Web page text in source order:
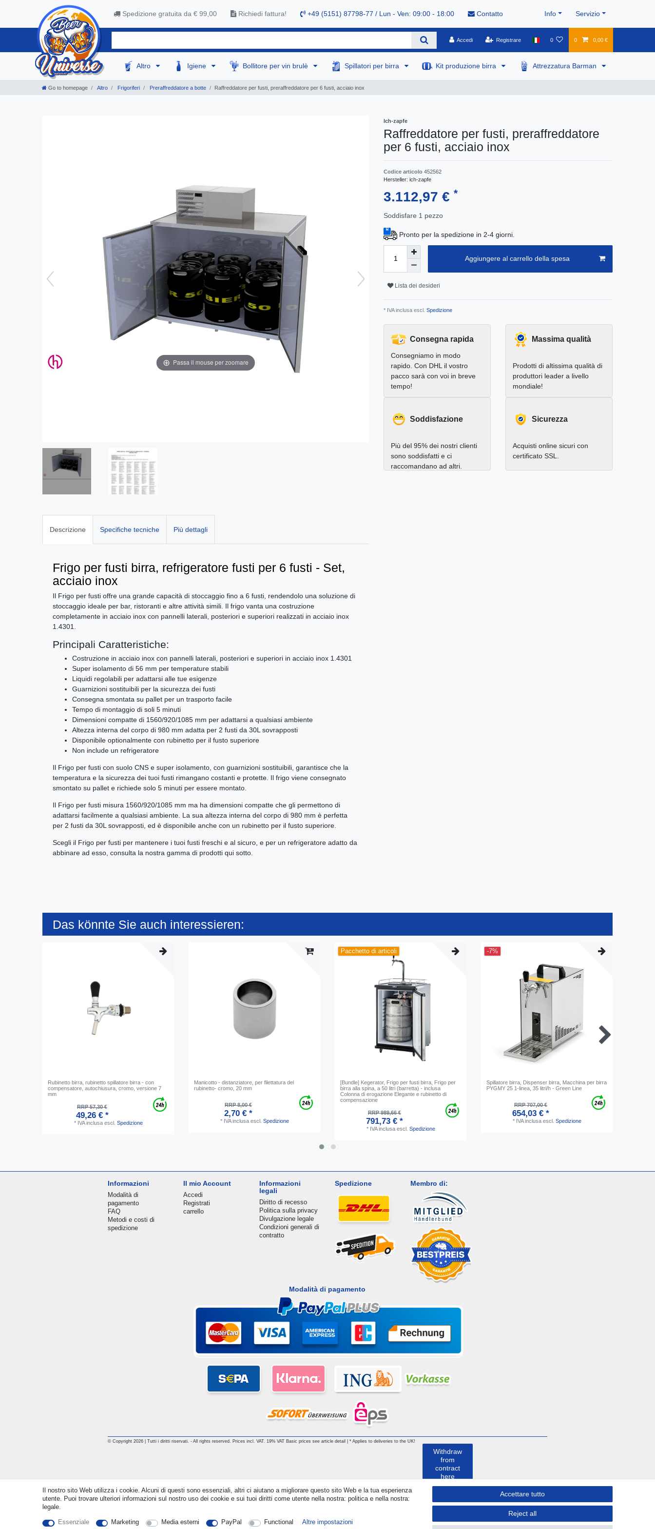
Spedizione gratuita da € 99,00 Richiedi fattura! +49 (5151) 87798-77 / Lun - Ven: 09:00 - 18:00 Contatto Info Servizio
Accedi Registrare 0 0 0,00 €
Altro Igiene Bollitore per vin brulè Spillatori per birra Kit produzione birra Attrezzatura Barman
Go to homepage Altro Frigoriferi Preraffreddatore a botte Raffreddatore per fusti, preraffreddatore per 6 fusti, acciaio inox
Passa il mouse per zoomare
Descrizione Specifiche tecniche Più dettagli
Frigo per fusti birra, refrigeratore fusti per 6 fusti - Set,
acciaio inox
Il Frigo per fusti offre una grande capacità di stoccaggio fino a 6 fusti, rendendolo una soluzione di
stoccaggio ideale per bar, ristoranti e altre attività simili. Il frigo vanta una costruzione
completamente in acciaio inox con pannelli laterali, posteriori e superiori realizzati in acciaio inox
1.4301.
Principali Caratteristiche:
Costruzione in acciaio inox con pannelli laterali, posteriori e superiori in acciaio inox 1.4301
Super isolamento di 56 mm per temperature stabili
Liquidi regolabili per adattarsi alle tue esigenze
Guarnizioni sostituibili per la sicurezza dei fusti
Consegna smontata su pallet per un trasporto facile
Tempo di montaggio di soli 5 minuti
Dimensioni compatte di 1560/920/1085 mm per adattarsi a qualsiasi ambiente
Altezza interna del corpo di 980 mm adatta per 2 fusti da 30L sovrapposti
Disponibile optionalmente con rubinetto per il fusto superiore
Non include un refrigeratore
Il Frigo per fusti con suolo CNS e super isolamento, con guarnizioni sostituibili, garantisce che la
temperatura e la sicurezza dei tuoi fusti rimangano costanti e protette. Il frigo viene consegnato
smontato su pallet e richiede solo 5 minuti per essere montato.
Il Frigo per fusti misura 1560/920/1085 mm ma ha dimensioni compatte che gli permettono di
adattarsi facilmente a qualsiasi ambiente. La sua altezza interna del corpo di 980 mm è perfetta
per 2 fusti da 30L sovrapposti, ed è disponibile anche con un rubinetto per il fusto superiore.
Scegli il Frigo per fusti per mantenere i tuoi fusti freschi e al sicuro, e per un refrigeratore adatto da
abbinare ad esso, consulta la nostra gamma di prodotti qui sotto.
Ich-zapfe
Raffreddatore per fusti, preraffreddatore
per 6 fusti, acciaio inox
Codice articolo 452562
Hersteller: ich-zapfe
3.112,97 € *
Soddisfare 1 pezzo
Pronto per la spedizione in 2-4 giorni.
Aggiungere al carrello della spesa
Lista dei desideri
* IVA inclusa escl. Spedizione
Consegna rapida
Consegniamo in modo
rapido. Con DHL il vostro
pacco sarà con voi in breve
tempo!
Massima qualità
Prodotti di altissima qualità di
produttori leader a livello
mondiale!
Soddisfazione
Più del 95% dei nostri clienti
sono soddisfatti e ci
raccomandano ad altri.
Sicurezza
Acquisti online sicuri con
certificato SSL.
Das könnte Sie auch interessieren:
Rubinetto birra, rubinetto spillatore birra - con
compensatore, autochiusura, cromo, versione 7
mm
RRP 57,30 €
49,26 € *
* IVA inclusaescl. Spedizione
Manicotto - distanziatore, per filettatura del
rubinetto- cromo, 20 mm
RRP 8,00 €
2,70 € *
* IVA inclusaescl. Spedizione
Pacchetto di articoli
[Bundle] Kegerator, Frigo per fusti birra, Frigo per
birra alla spina, a 50 litri (barretta) - inclusa
Colonna di erogazione Elegante e rubinetto di
compensazione
RRP 989,66 €
791,73 € *
* IVA inclusaescl. Spedizione
-7%
Spillatore birra, Dispenser birra, Macchina per birra
PYGMY 25 1-linea, 35 litri/h - Green Line
RRP 707,00 €
654,03 € *
* IVA inclusaescl. Spedizione
Informazioni
Modalità di
pagamento
FAQ
Metodi e costi di
spedizione
Il mio Account
Accedi
Registrati
carrello
Informazioni
legali
Diritto di recesso
Politica sulla privacy
Divulgazione legale
Condizioni generali di
contratto
Spedizione Membro di:
Modalità di pagamento
© Copyright 2026 | Tutti i diritti riservati. - All rights reserved. Prices incl. VAT. 19% VAT Basic prices see article detail | * Applies to deliveries to the UK!
Il nostro sito Web utilizza i cookie. Alcuni di questi sono essenziali, altri ci aiutano a migliorare questo sito Web e la tua esperienza
utente. Puoi trovare ulteriori informazioni sul nostro uso dei cookie e sui tuoi diritti come utente nella nostra: politica e nella nostra:
legale.
Essenziale Marketing Media esterni PayPal Functional Altre impostazioni
Accettare tutto
Reject all
Withdraw
from
contract
here